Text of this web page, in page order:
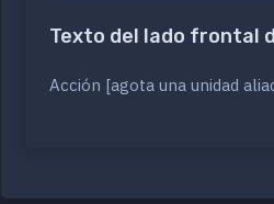
Texto del lado frontal
Acción [agota una unidad